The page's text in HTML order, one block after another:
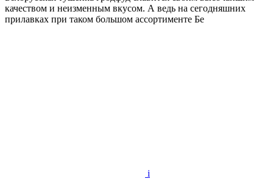
качеством и неизменным вкусом. А ведь на сегодняшних
прилавках при таком большом ассортименте Бе
i